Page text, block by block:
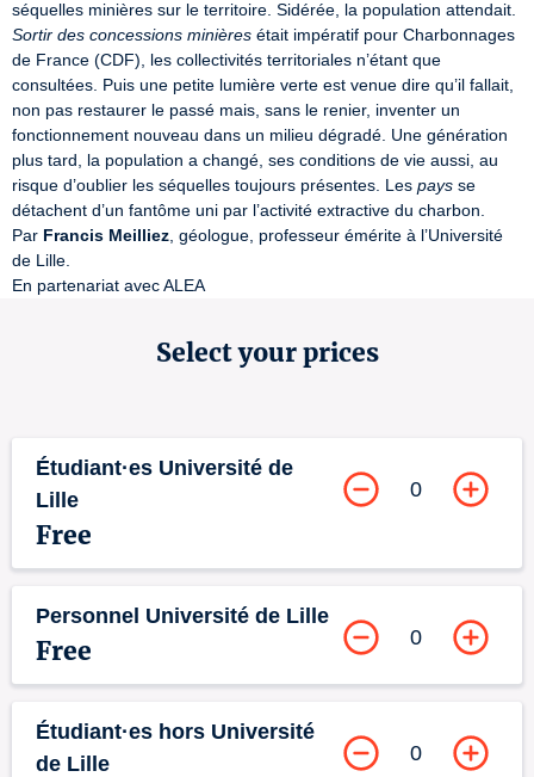
Sortir des concessions minières était impératif pour Charbonnages
de France (CDF), les collectivités territoriales n’étant que
consultées. Puis une petite lumière verte est venue dire qu’il fallait,
non pas restaurer le passé mais, sans le renier, inventer un
fonctionnement nouveau dans un milieu dégradé. Une génération
plus tard, la population a changé, ses conditions de vie aussi, au
risque d’oublier les séquelles toujours présentes. Les pays se
détachent d’un fantôme uni par l’activité extractive du charbon.
Par Francis Meilliez , géologue, professeur émérite à l’Université
de Lille.
En partenariat avec ALEA
Select your prices
Étudiant·es Université de
Lille
Free
0
Personnel Université de Lille
Free 0
Étudiant·es hors Université
de Lille
0